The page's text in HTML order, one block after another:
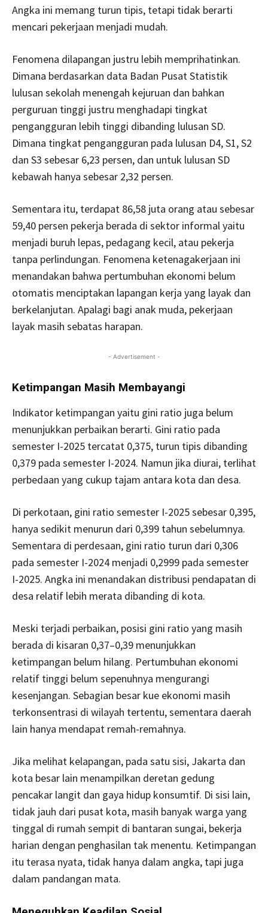
Angka ini memang turun tipis, tetapi tidak berarti
mencari pekerjaan menjadi mudah.
Fenomena dilapangan justru lebih memprihatinkan.
Dimana berdasarkan data Badan Pusat Statistik
lulusan sekolah menengah kejuruan dan bahkan
perguruan tinggi justru menghadapi tingkat
pengangguran lebih tinggi dibanding lulusan SD.
Dimana tingkat pengangguran pada lulusan D4, S1, S2
dan S3 sebesar 6,23 persen, dan untuk lulusan SD
kebawah hanya sebesar 2,32 persen.
Sementara itu, terdapat 86,58 juta orang atau sebesar
59,40 persen pekerja berada di sektor informal yaitu
menjadi buruh lepas, pedagang kecil, atau pekerja
tanpa perlindungan. Fenomena ketenagakerjaan ini
menandakan bahwa pertumbuhan ekonomi belum
otomatis menciptakan lapangan kerja yang layak dan
berkelanjutan. Apalagi bagi anak muda, pekerjaan
layak masih sebatas harapan.
- Advertisement -
Ketimpangan Masih Membayangi
Indikator ketimpangan yaitu gini ratio juga belum
menunjukkan perbaikan berarti. Gini ratio pada
semester I-2025 tercatat 0,375, turun tipis dibanding
0,379 pada semester I-2024. Namun jika diurai, terlihat
perbedaan yang cukup tajam antara kota dan desa.
Di perkotaan, gini ratio semester I-2025 sebesar 0,395,
hanya sedikit menurun dari 0,399 tahun sebelumnya.
Sementara di perdesaan, gini ratio turun dari 0,306
pada semester I-2024 menjadi 0,2999 pada semester
I-2025. Angka ini menandakan distribusi pendapatan di
desa relatif lebih merata dibanding di kota.
Meski terjadi perbaikan, posisi gini ratio yang masih
berada di kisaran 0,37–0,39 menunjukkan
ketimpangan belum hilang. Pertumbuhan ekonomi
relatif tinggi belum sepenuhnya mengurangi
kesenjangan. Sebagian besar kue ekonomi masih
terkonsentrasi di wilayah tertentu, sementara daerah
lain hanya mendapat remah-remahnya.
Jika melihat kelapangan, pada satu sisi, Jakarta dan
kota besar lain menampilkan deretan gedung
pencakar langit dan gaya hidup konsumtif. Di sisi lain,
tidak jauh dari pusat kota, masih banyak warga yang
tinggal di rumah sempit di bantaran sungai, bekerja
harian dengan penghasilan tak menentu. Ketimpangan
itu terasa nyata, tidak hanya dalam angka, tapi juga
dalam pandangan mata.